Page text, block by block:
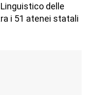
delle
i 51 atenei statali